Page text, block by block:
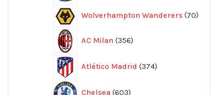
Wolverhampton Wanderers 70
AC Milan 356
produkter
Atlético Madrid 374
produkter
Chelsea 603